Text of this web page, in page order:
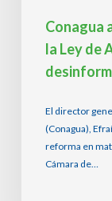
productores
Conagua
la Ley de
El director
(Conagua),
reforma en
Cámara de…